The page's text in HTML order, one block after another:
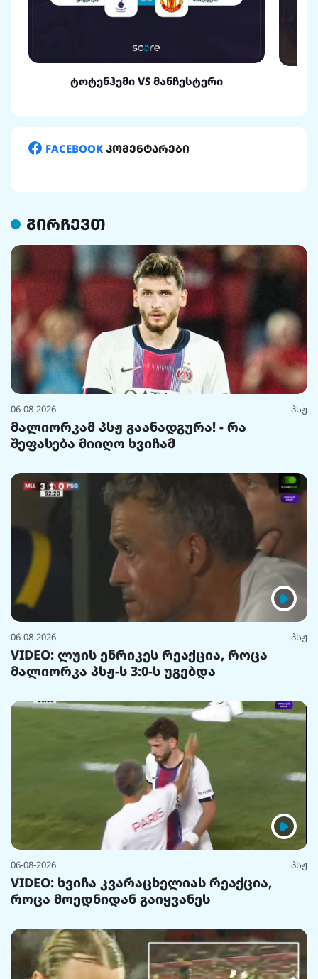
ტოტენჰემი VS მანჩესტერი
FACEBOOK კომენტარები
გირჩევთ
06-08-2026 პსჟ
მალიორკამ პსჟ გაანადგურა! - რა
შეფასება მიიღო ხვიჩამ
06-08-2026 პსჟ
VIDEO: ლუის ენრიკეს რეაქცია, როცა
მალიორკა პსჟ-ს 3:0-ს უგებდა
06-08-2026 პსჟ
VIDEO: ხვიჩა კვარაცხელიას რეაქცია,
როცა მოედნიდან გაიყვანეს